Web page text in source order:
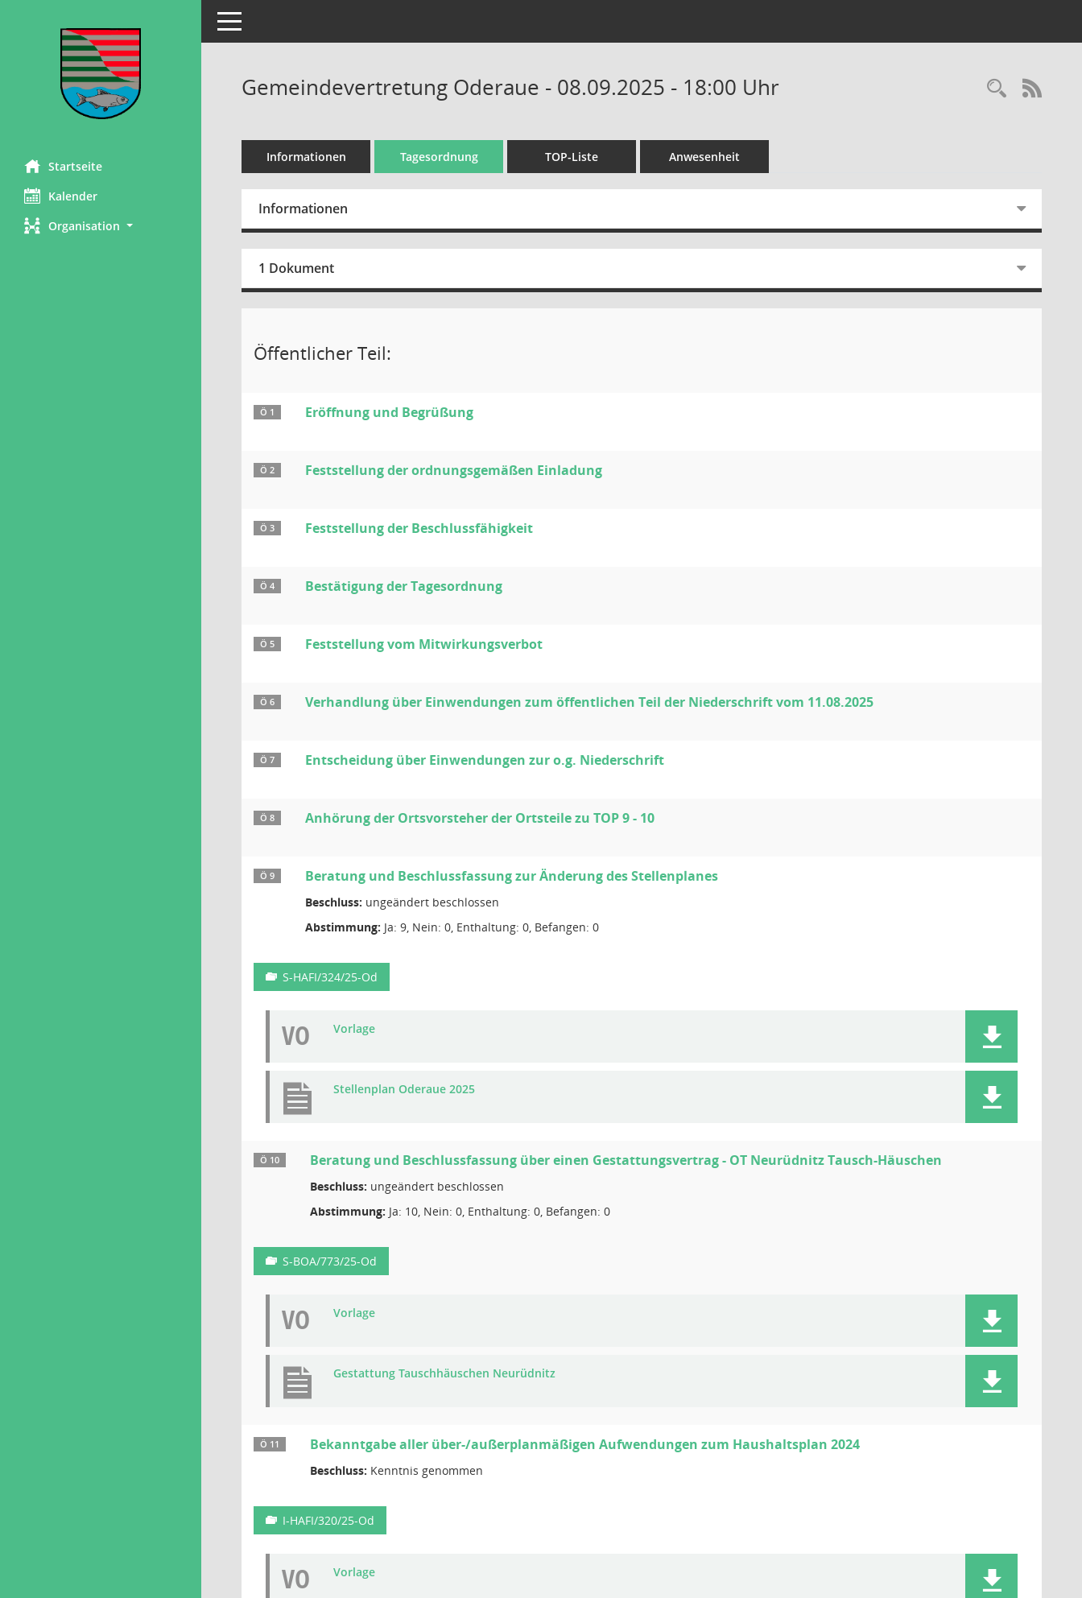
Startseite
Kalender
Organisation
Toggle navigation
Gemeindevertretung Oderaue - 08.09.2025 - 18:00 Uhr
Informationen Tagesordnung TOP-Liste Anwesenheit
Informationen
1 Dokument
Öffentlicher Teil:
Ö 1 Eröffnung und Begrüßung
Ö 2 Feststellung der ordnungsgemäßen Einladung
Ö 3 Feststellung der Beschlussfähigkeit
Ö 4 Bestätigung der Tagesordnung
Ö 5 Feststellung vom Mitwirkungsverbot
Ö 6 Verhandlung über Einwendungen zum öffentlichen Teil der Niederschrift vom 11.08.2025
Ö 7 Entscheidung über Einwendungen zur o.g. Niederschrift
Ö 8 Anhörung der Ortsvorsteher der Ortsteile zu TOP 9 - 10
Ö 9 Beratung und Beschlussfassung zur Änderung des Stellenplanes
Beschluss: ungeändert beschlossen
Abstimmung: Ja: 9, Nein: 0, Enthaltung: 0, Befangen: 0
S-HAFI/324/25-Od
VO Vorlage
Stellenplan Oderaue 2025
Ö 10 Beratung und Beschlussfassung über einen Gestattungsvertrag - OT Neurüdnitz Tausch-Häuschen
Beschluss: ungeändert beschlossen
Abstimmung: Ja: 10, Nein: 0, Enthaltung: 0, Befangen: 0
S-BOA/773/25-Od
VO Vorlage
Gestattung Tauschhäuschen Neurüdnitz
Ö 11 Bekanntgabe aller über-/außerplanmäßigen Aufwendungen zum Haushaltsplan 2024
Beschluss: Kenntnis genommen
I-HAFI/320/25-Od
VO Vorlage